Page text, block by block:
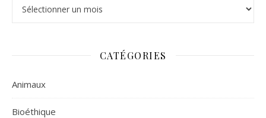
CATÉGORIES
Animaux
Bioéthique